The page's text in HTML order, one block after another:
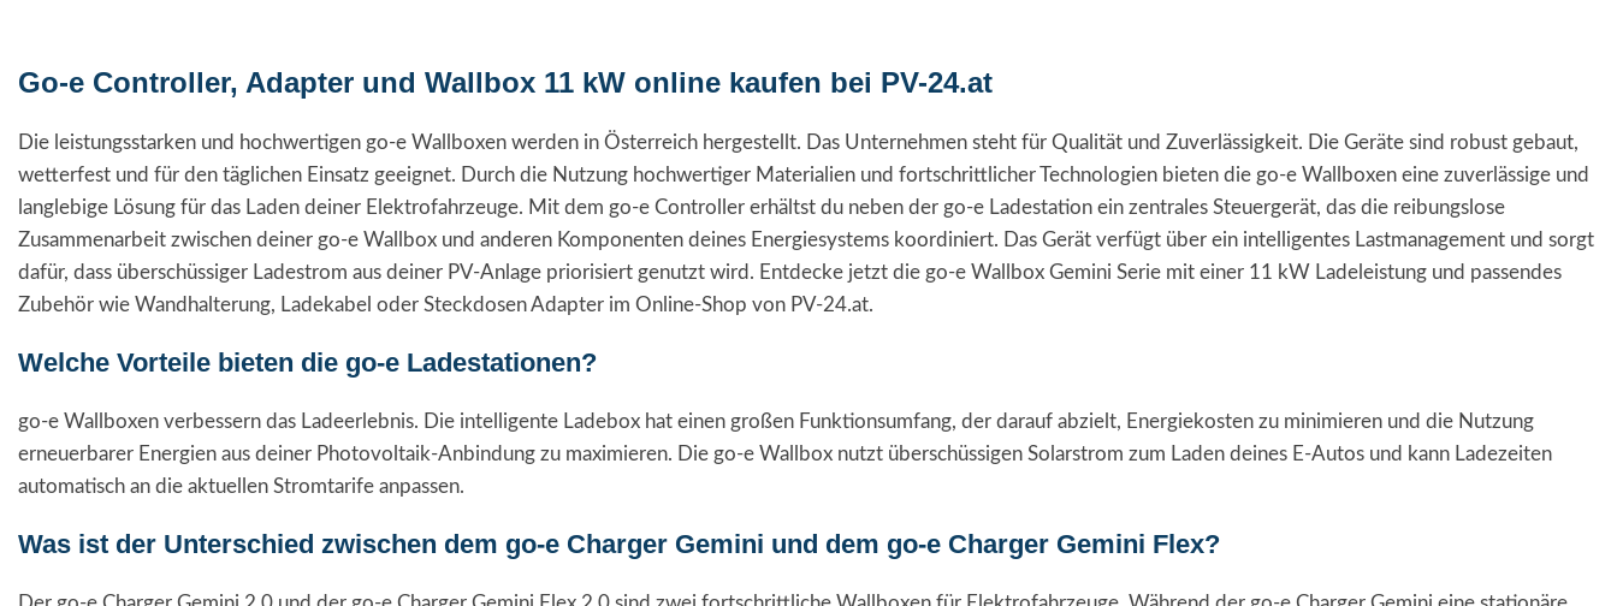
Go-e Controller, Adapter und Wallbox 11 kW online kaufen bei PV-24.at
Die leistungsstarken und hochwertigen go-e Wallboxen werden in Österreich hergestellt. Das Unternehmen steht für Qualität und Zuverlässigkeit. Die Geräte sind robust gebaut,
wetterfest und für den täglichen Einsatz geeignet. Durch die Nutzung hochwertiger Materialien und fortschrittlicher Technologien bieten die go-e Wallboxen eine zuverlässige und
langlebige Lösung für das Laden deiner Elektrofahrzeuge. Mit dem go-e Controller erhältst du neben der go-e Ladestation ein zentrales Steuergerät, das die reibungslose
Zusammenarbeit zwischen deiner go-e Wallbox und anderen Komponenten deines Energiesystems koordiniert. Das Gerät verfügt über ein intelligentes Lastmanagement und sorgt
dafür, dass überschüssiger Ladestrom aus deiner PV-Anlage priorisiert genutzt wird. Entdecke jetzt die go-e Wallbox Gemini Serie mit einer 11 kW Ladeleistung und passendes
Zubehör wie Wandhalterung, Ladekabel oder Steckdosen Adapter im Online-Shop von PV-24.at.
Welche Vorteile bieten die go-e Ladestationen?
go-e Wallboxen verbessern das Ladeerlebnis. Die intelligente Ladebox hat einen großen Funktionsumfang, der darauf abzielt, Energiekosten zu minimieren und die Nutzung
erneuerbarer Energien aus deiner Photovoltaik-Anbindung zu maximieren. Die go-e Wallbox nutzt überschüssigen Solarstrom zum Laden deines E-Autos und kann Ladezeiten
automatisch an die aktuellen Stromtarife anpassen.
Was ist der Unterschied zwischen dem go-e Charger Gemini und dem go-e Charger Gemini Flex?